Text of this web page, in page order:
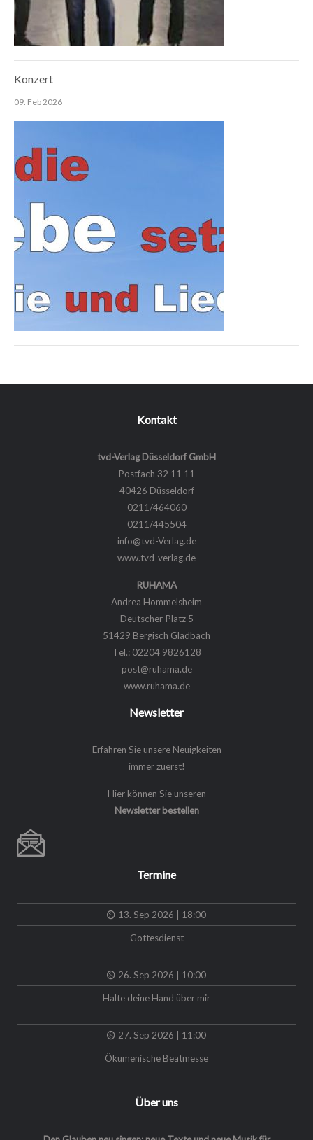
Konzert
09. Feb 2026
Kontakt
tvd-Verlag Düsseldorf GmbH
Postfach 32 11 11
40426 Düsseldorf
0211/464060
0211/445504
info@tvd-Verlag.de
www.tvd-verlag.de
RUHAMA
Andrea Hommelsheim
Deutscher Platz 5
51429 Bergisch Gladbach
Tel.: 02204 9826128
post@ruhama.de
www.ruhama.de
Newsletter
Erfahren Sie unsere Neuigkeiten
immer zuerst!
Hier können Sie unseren
Newsletter bestellen
Termine
13. Sep 2026 | 18:00
Gottesdienst
26. Sep 2026 | 10:00
Halte deine Hand über mir
27. Sep 2026 | 11:00
Ökumenische Beatmesse
Über uns